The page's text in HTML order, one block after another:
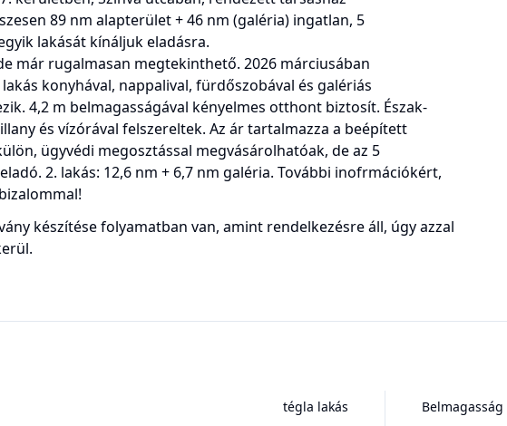
89 nm alapterület + 46 nm (galéria) ingatlan, 5
lakását kínáljuk eladásra.
már rugalmasan megtekinthető. 2026 márciusában
konyhával, nappalival, fürdőszobával és galériás
4,2 m belmagasságával kényelmes otthont biztosít. Észak-
és vízórával felszereltek. Az ár tartalmazza a beépített
ügyvédi megosztással megvásárolhatóak, de az 5
2. lakás: 12,6 nm + 6,7 nm galéria. További inofrmációkért,
készítése folyamatban van, amint rendelkezésre áll, úgy azzal
tégla lakás
Belmagasság